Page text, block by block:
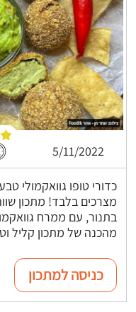
5/11/2022
מצרכים בלבד! מתכון
בתנור, עם ממרח
מהכנה של מתכון קליל
כניסה למתכון